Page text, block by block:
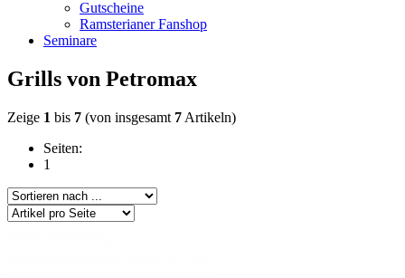
Gutscheine
Ramsterianer Fanshop
Seminare
Grills von Petromax
Zeige 1 bis 7 (von insgesamt 7 Artikeln)
Seiten:
1